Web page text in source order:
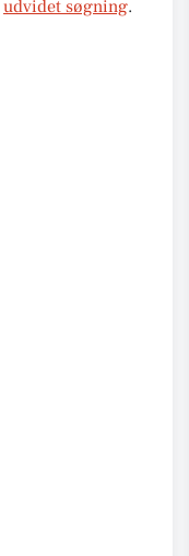
udvidet søgning.